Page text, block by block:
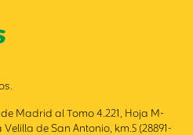
Madrid al Tomo 4.221, Hoja M-
de San Antonio, km.5 (28891-